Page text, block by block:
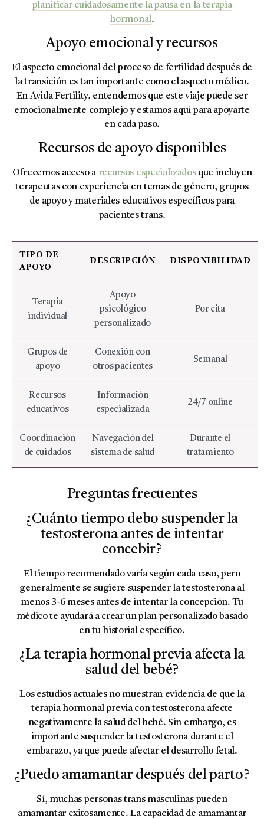
planificar cuidadosamente la pausa en la terapia
hormonal.
Apoyo emocional y recursos
El aspecto emocional del proceso de fertilidad después de
la transición es tan importante como el aspecto médico.
En Avida Fertility, entendemos que este viaje puede ser
emocionalmente complejo y estamos aquí para apoyarte
en cada paso.
Recursos de apoyo disponibles
Ofrecemos acceso a recursos especializadosque incluyen
terapeutas con experiencia en temas de género, grupos
de apoyo y materiales educativos específicos para
pacientes trans.
TIPO DE
APOYO
DESCRIPCIÓN DISPONIBILIDAD
Terapia
individual
Apoyo
psicológico
personalizado
Por cita
Grupos de
apoyo
Conexión con
otros pacientes
Semanal
Recursos
educativos
Información
especializada
24/7 online
Coordinación
de cuidados
Navegación del
sistema de salud
Durante el
tratamiento
Preguntas frecuentes
¿Cuánto tiempo debo suspender la
testosterona antes de intentar
concebir?
El tiempo recomendado varía según cada caso, pero
generalmente se sugiere suspender la testosterona al
menos 3-6 meses antes de intentar la concepción. Tu
médico te ayudará a crear un plan personalizado basado
en tu historial específico.
¿La terapia hormonal previa afecta la
salud del bebé?
Los estudios actuales no muestran evidencia de que la
terapia hormonal previa con testosterona afecte
negativamente la salud del bebé. Sin embargo, es
importante suspender la testosterona durante el
embarazo, ya que puede afectar el desarrollo fetal.
¿Puedo amamantar después del parto?
Sí, muchas personas trans masculinas pueden
amamantar exitosamente. La capacidad de amamantar